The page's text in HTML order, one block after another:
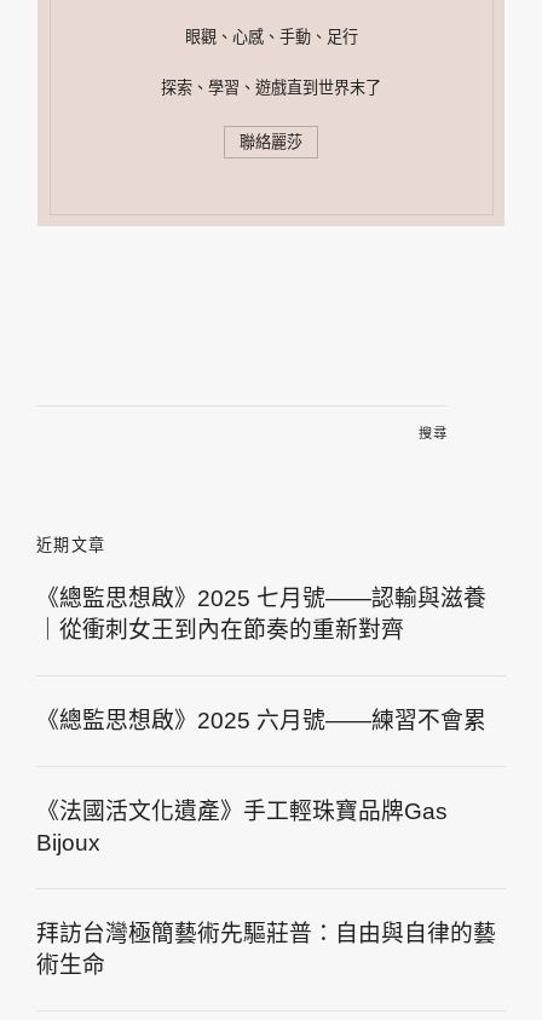
眼觀、心感、手動、足行
探索、學習、遊戲直到世界末了
聯絡麗莎
近期文章
《總監思想啟》2025 七月號——認輸與滋養
｜從衝刺女王到內在節奏的重新對齊
《總監思想啟》2025 六月號——練習不會累
《法國活文化遺產》手工輕珠寶品牌Gas
Bijoux
拜訪台灣極簡藝術先驅莊普：自由與自律的藝
術生命